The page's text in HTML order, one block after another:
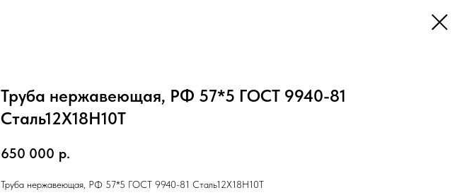
Труба нержавеющая, РФ 57*5 ГОСТ 9940-81
Cталь12Х18Н10Т
650 000 р.
Труба нержавеющая, РФ 57*5 ГОСТ 9940-81 Cталь12Х18Н10Т